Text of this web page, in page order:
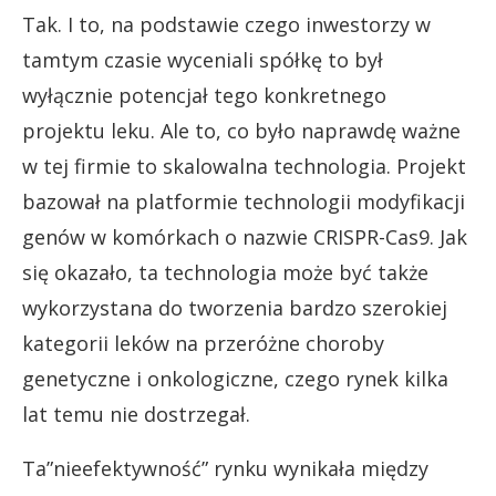
Tak. I to, na podstawie czego inwestorzy w
tamtym czasie wyceniali spółkę to był
wyłącznie potencjał tego konkretnego
projektu leku. Ale to, co było naprawdę ważne
w tej firmie to skalowalna technologia. Projekt
bazował na platformie technologii modyfikacji
genów w komórkach o nazwie CRISPR-Cas9. Jak
się okazało, ta technologia może być także
wykorzystana do tworzenia bardzo szerokiej
kategorii leków na przeróżne choroby
genetyczne i onkologiczne, czego rynek kilka
lat temu nie dostrzegał.
Ta”nieefektywność” rynku wynikała między